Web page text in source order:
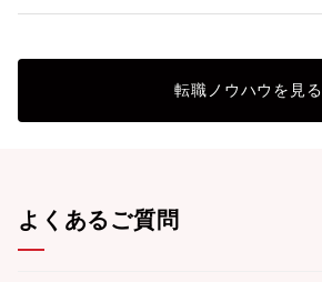
転職ノウハウを見る
よくあるご質問